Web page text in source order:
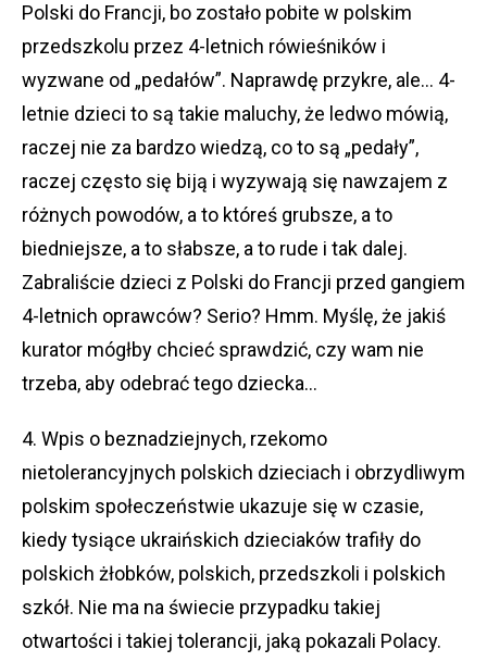
Polski do Francji, bo zostało pobite w polskim
przedszkolu przez 4-letnich rówieśników i
wyzwane od „pedałów”. Naprawdę przykre, ale… 4-
letnie dzieci to są takie maluchy, że ledwo mówią,
raczej nie za bardzo wiedzą, co to są „pedały”,
raczej często się biją i wyzywają się nawzajem z
różnych powodów, a to któreś grubsze, a to
biedniejsze, a to słabsze, a to rude i tak dalej.
Zabraliście dzieci z Polski do Francji przed gangiem
4-letnich oprawców? Serio? Hmm. Myślę, że jakiś
kurator mógłby chcieć sprawdzić, czy wam nie
trzeba, aby odebrać tego dziecka…
4. Wpis o beznadziejnych, rzekomo
nietolerancyjnych polskich dzieciach i obrzydliwym
polskim społeczeństwie ukazuje się w czasie,
kiedy tysiące ukraińskich dzieciaków trafiły do
polskich żłobków, polskich, przedszkoli i polskich
szkół. Nie ma na świecie przypadku takiej
otwartości i takiej tolerancji, jaką pokazali Polacy.